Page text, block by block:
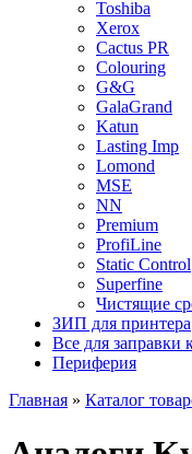
Toshiba
Xerox
Cactus PR
Colouring
G&G
GalaGrand
Katun
Lasting Imp
Lomond
MSE
NN
Premium
ProfiLine
Static Control
Superfine
Чистящие
ЗИП для принтера
Все для заправки
Периферия
Главная » Каталог